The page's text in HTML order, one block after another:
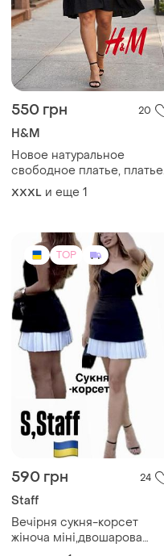
550 грн 20
H&M
Новое натуральное
свободное платье, платье
от h&amp;m, большой
размер, батал.
XXXL и еще 1
TOP
590 грн 24
Staff
Вечірня сукня-корсет
жіноча міні,двошарова